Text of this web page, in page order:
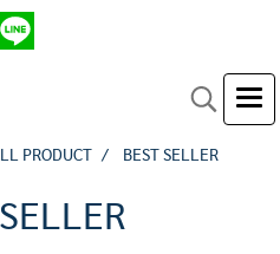
PRODUCT BEST SELLER